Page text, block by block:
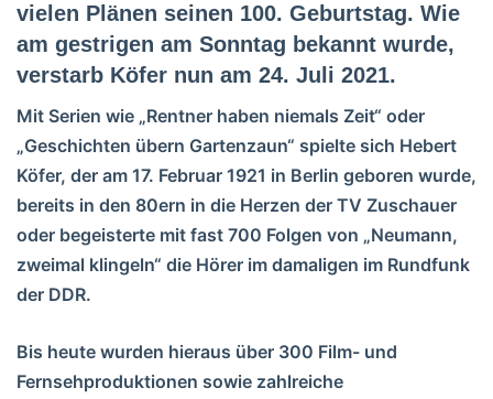
vielen Plänen seinen 100. Geburtstag. Wie
am gestrigen am Sonntag bekannt wurde,
verstarb Köfer nun am 24. Juli 2021.
Mit Serien wie „Rentner haben niemals Zeit“ oder
„Geschichten übern Gartenzaun“ spielte sich Hebert
Köfer, der am 17. Februar 1921 in Berlin geboren wurde,
bereits in den 80ern in die Herzen der TV Zuschauer
oder begeisterte mit fast 700 Folgen von „Neumann,
zweimal klingeln“ die Hörer im damaligen im Rundfunk
der DDR.
Bis heute wurden hieraus über 300 Film- und
Fernsehproduktionen sowie zahlreiche